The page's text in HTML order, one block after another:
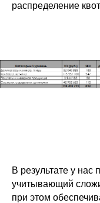
распределение
В результате у нас
учитывающий
при этом